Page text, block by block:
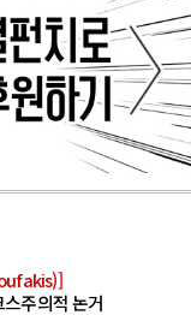
주의적 논거